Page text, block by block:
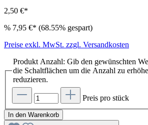
2,50 €*
% 7,95 €* (68.55% gespart)
Preise exkl. MwSt. zzgl. Versandkosten
Produkt Anzahl: Gib den gewünschten
die Schaltflächen um die Anzahl zu
reduzieren.
Preis pro stück
In den Warenkorb